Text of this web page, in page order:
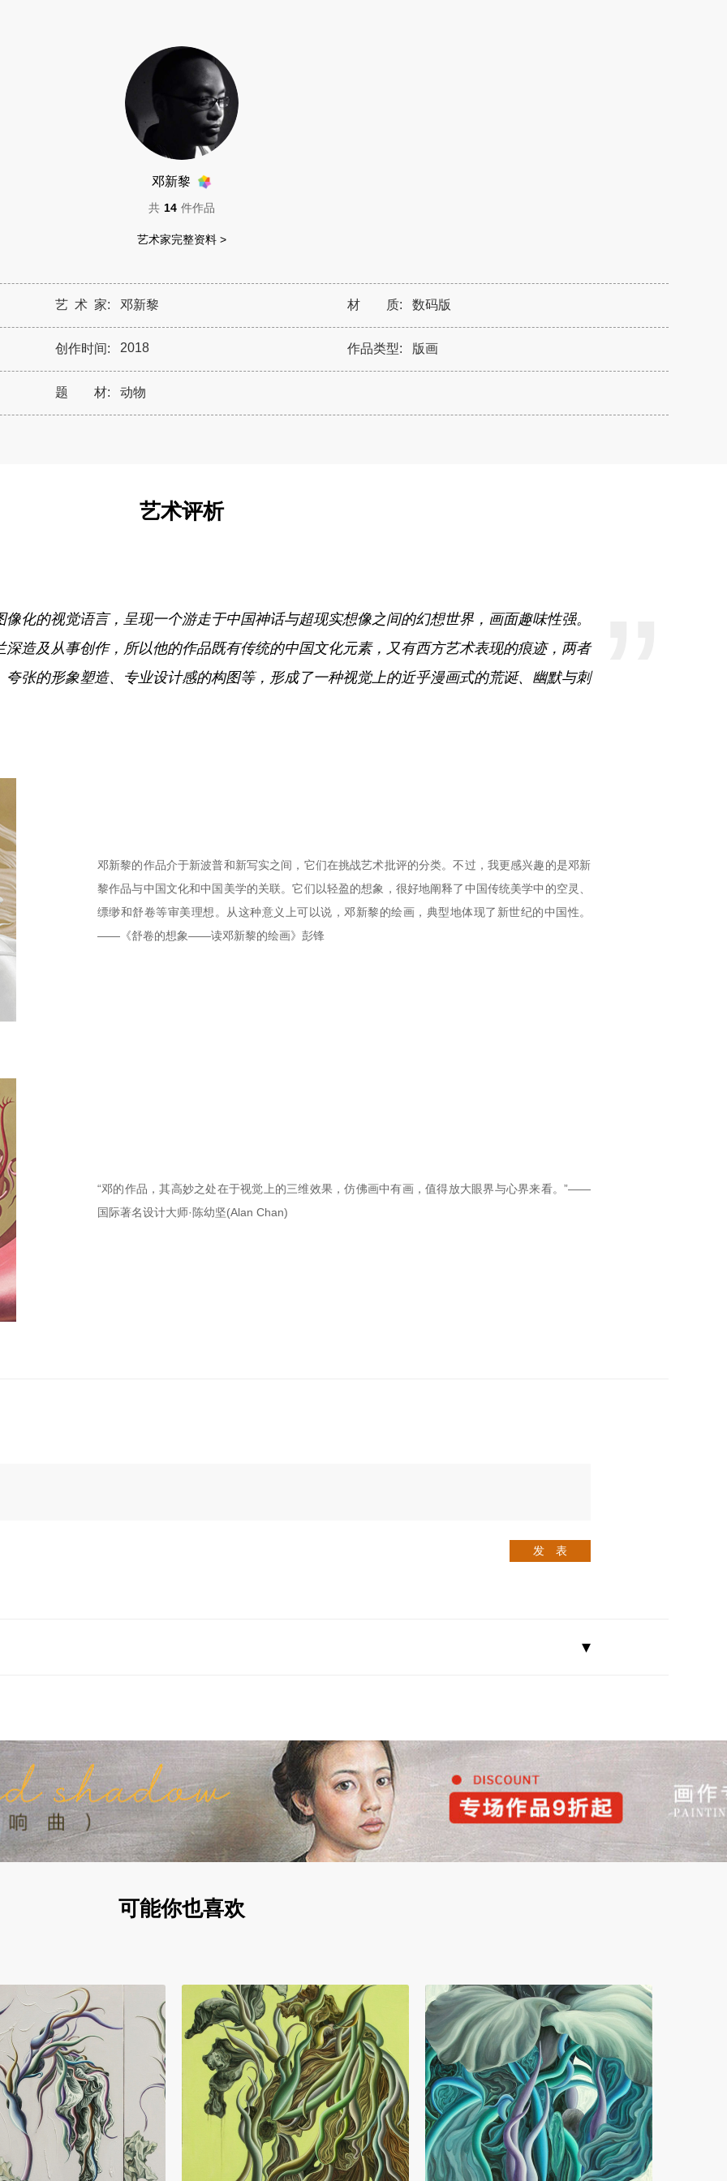
邓新黎
共 14 件作品
艺术家完整资料 >
艺 术 家: 邓新黎 材 质: 数码版
创作时间: 2018 作品类型: 版画
题 材: 动物
艺术评析
化的视觉语言，呈现一个游走于中国神话与超现实想像之间的幻想世界，画面趣味性强。
造及从事创作，所以他的作品既有传统的中国文化元素，又有西方艺术表现的痕迹，两者
张的形象塑造、专业设计感的构图等，形成了一种视觉上的近乎漫画式的荒诞、幽默与刺
邓新黎的作品介于新波普和新写实之间，它们在挑战艺术批评的分类。不过，我更感兴趣的是邓新
黎作品与中国文化和中国美学的关联。它们以轻盈的想象，很好地阐释了中国传统美学中的空灵、
缥缈和舒卷等审美理想。从这种意义上可以说，邓新黎的绘画，典型地体现了新世纪的中国性。
——《舒卷的想象——读邓新黎的绘画》彭锋
“邓的作品，其高妙之处在于视觉上的三维效果，仿佛画中有画，值得放大眼界与心界来看。”——
国际著名设计大师·陈幼坚(Alan Chan)
发 表
▾
可能你也喜欢